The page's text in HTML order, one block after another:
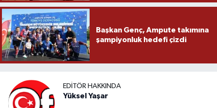
Başkan Genç, Ampute takımına
şampiyonluk hedefi çizdi
EDITÖR HAKKINDA
Yüksel Yaşar